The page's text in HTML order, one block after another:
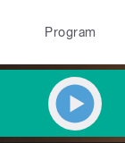
Program